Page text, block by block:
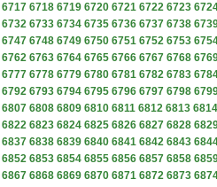
6717 6718 6719 6720 6721 6722 6723
6732 6733 6734 6735 6736 6737 6738
6747 6748 6749 6750 6751 6752 6753
6762 6763 6764 6765 6766 6767 6768
6777 6778 6779 6780 6781 6782 6783
6792 6793 6794 6795 6796 6797 6798
6807 6808 6809 6810 6811 6812 6813 6814
6822 6823 6824 6825 6826 6827 6828
6837 6838 6839 6840 6841 6842 6843
6852 6853 6854 6855 6856 6857 6858
6867 6868 6869 6870 6871 6872 6873